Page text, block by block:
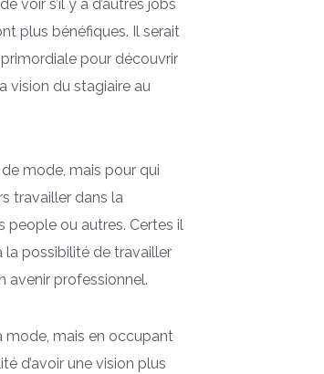
voir s’il y a d’autres jobs
plus bénéfiques. Il serait
pour découvrir
vision du stagiaire au
mode, mais pour qui
travailler dans la
people ou autres. Certes il
la possibilité de travailler
avenir professionnel.
mode, mais en occupant
d’avoir une vision plus